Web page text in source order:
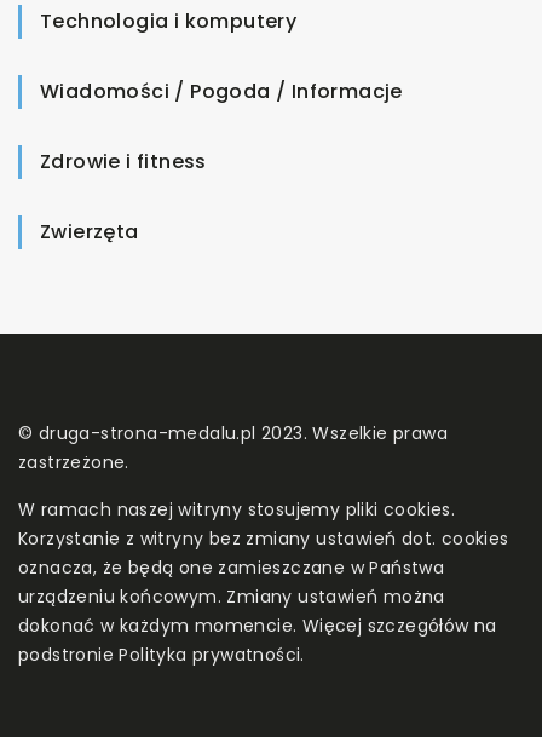
Technologia i komputery
Wiadomości / Pogoda / Informacje
Zdrowie i fitness
Zwierzęta
© druga-strona-medalu.pl 2023. Wszelkie prawa
zastrzeżone.
W ramach naszej witryny stosujemy pliki cookies.
Korzystanie z witryny bez zmiany ustawień dot. cookies
oznacza, że będą one zamieszczane w Państwa
urządzeniu końcowym. Zmiany ustawień można
dokonać w każdym momencie. Więcej szczegółów na
podstroniePolityka prywatności.